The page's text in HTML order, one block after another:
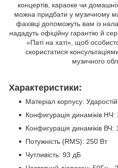
концертів, караоке чи
можна придбати у музичному
фахівці допоможуть вам із
нададуть офіційну гарантію й
«Паті на хаті», щоб
скористатися
музичного
Характеристики:
Матеріал корпусу:
Конфигурація динаміків НЧ:
Конфигурація динаміків ВЧ:
Потужність (RMS): 250 Вт
Чутливість: 93 дБ